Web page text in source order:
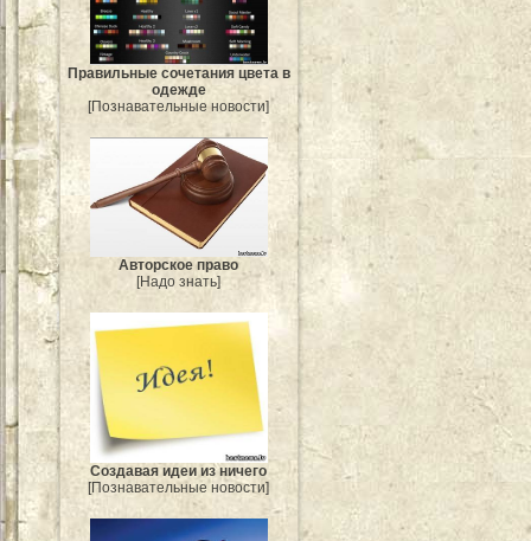
Правильные сочетания цвета в
одежде
[Познавательные новости]
Авторское право
[Надо знать]
Создавая идеи из ничего
[Познавательные новости]